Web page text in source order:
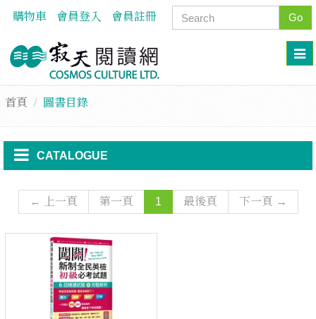
Go
購物車 會員登入 會員註冊
首頁 圖書目錄
CATALOGUE
← 上一頁 第一頁 1 最後頁 下一頁 →